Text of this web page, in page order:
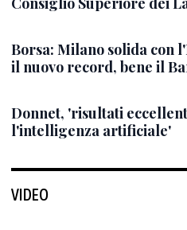
Borsa: Milano solida con
il nuovo record, bene il
Donnet, 'risultati
l'intelligenza artificiale'
VIDEO